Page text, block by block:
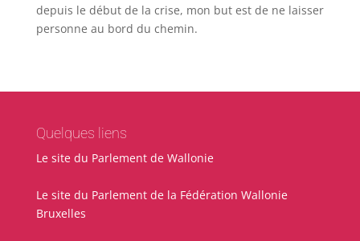
depuis le début de la crise, mon but est de ne laisser
personne au bord du chemin.
Quelques liens
Le site du Parlement de Wallonie
Le site du Parlement de la Fédération Wallonie
Bruxelles